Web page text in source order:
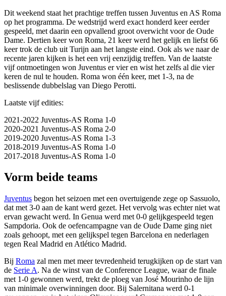
Dit weekend staat het prachtige treffen tussen Juventus en AS Roma
op het programma. De wedstrijd werd exact honderd keer eerder
gespeeld, met daarin een opvallend groot overwicht voor de Oude
Dame. Dertien keer won Roma, 21 keer werd het gelijk en liefst 66
keer trok de club uit Turijn aan het langste eind. Ook als we naar de
recente jaren kijken is het een vrij eenzijdig treffen. Van de laatste
vijf ontmoetingen won Juventus er vier en wist het zelfs al die vier
keren de nul te houden. Roma won één keer, met 1-3, na de
beslissende dubbelslag van Diego Perotti.
Laatste vijf edities:
2021-2022 Juventus-AS Roma 1-0
2020-2021 Juventus-AS Roma 2-0
2019-2020 Juventus-AS Roma 1-3
2018-2019 Juventus-AS Roma 1-0
2017-2018 Juventus-AS Roma 1-0
Vorm beide teams
Juventus begon het seizoen met een overtuigende zege op Sassuolo,
dat met 3-0 aan de kant werd gezet. Het vervolg was echter niet wat
ervan gewacht werd. In Genua werd met 0-0 gelijkgespeeld tegen
Sampdoria. Ook de oefencampagne van de Oude Dame ging niet
zoals gehoopt, met een gelijkspel tegen Barcelona en nederlagen
tegen Real Madrid en Atlético Madrid.
Bij Roma zal men met meer tevredenheid terugkijken op de start van
de Serie A. Na de winst van de Conference League, waar de finale
met 1-0 gewonnen werd, trekt de ploeg van José Mourinho de lijn
van minimale overwinningen door. Bij Salernitana werd 0-1